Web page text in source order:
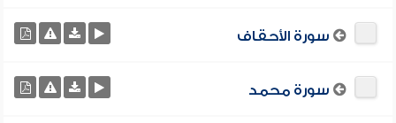
سورة الأحقاف
سورة محمد